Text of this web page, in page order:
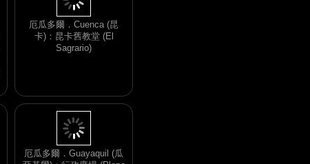
厄瓜多爾．Cuenca (昆
卡)：昆卡舊教堂 (El